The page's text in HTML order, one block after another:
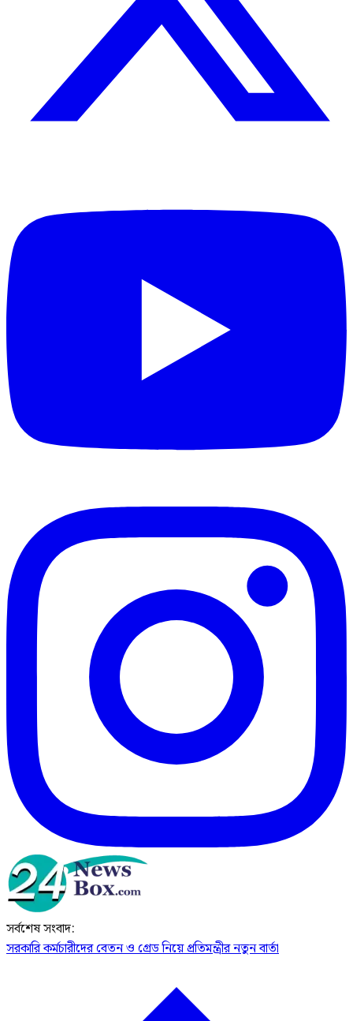
সর্বশেষ সংবাদ:
সরকারি কর্মচারীদের বেতন ও গ্রেড নিয়ে প্রতিমন্ত্রীর নতুন বার্তা